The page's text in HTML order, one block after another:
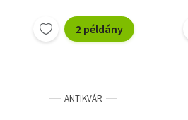
2 példány
ANTIKVÁR